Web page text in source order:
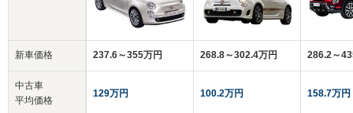
新車価格
中古車
平均価格
237.6～355万円
129万円
268.8～302.4万円
100.2万円
286.2～
158.7万円